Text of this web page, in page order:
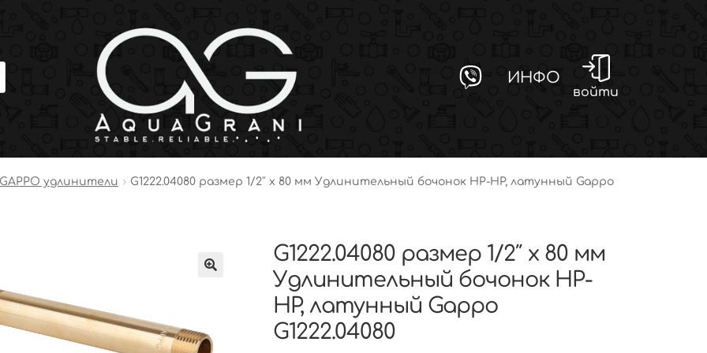
ИНФО
войти
GAPPO удлинители
G1222.04080 размер 1/2″ х 80 мм Удлинительный бочонок НР-НР, латунный Gappo
G1222.04080 размер 1/2″ х 80 мм
Удлинительный бочонок НР-
НР, латунный Gappo
G1222.04080